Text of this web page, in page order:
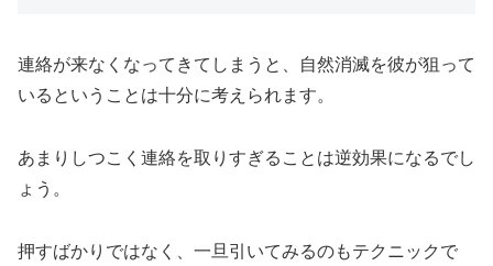
連絡が来なくなってきてしまうと、自然消滅を彼が狙って
いるということは十分に考えられます。
あまりしつこく連絡を取りすぎることは逆効果になるでし
ょう。
押すばかりではなく、一旦引いてみるのもテクニックで